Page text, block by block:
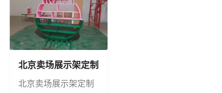
北京卖场展示架定制
北京卖场展示架定制